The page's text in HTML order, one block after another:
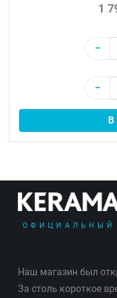
1
−
−
В
ОФИЦИАЛЬНЫЙ
Наш магазин был
За столь короткое